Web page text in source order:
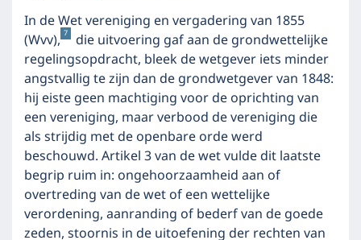
In de Wet vereniging en vergadering van 1855
(Wvv), 7
die uitvoering gaf aan de grondwettelijke
regelingsopdracht, bleek de wetgever iets minder
angstvallig te zijn dan de grondwetgever van 1848:
hij eiste geen machtiging voor de oprichting van
een vereniging, maar verbood de vereniging die
als strijdig met de openbare orde werd
beschouwd. Artikel 3 van de wet vulde dit laatste
begrip ruim in: ongehoorzaamheid aan of
overtreding van de wet of een wettelijke
verordening, aanranding of bederf van de goede
zeden, stoornis in de uitoefening der rechten van